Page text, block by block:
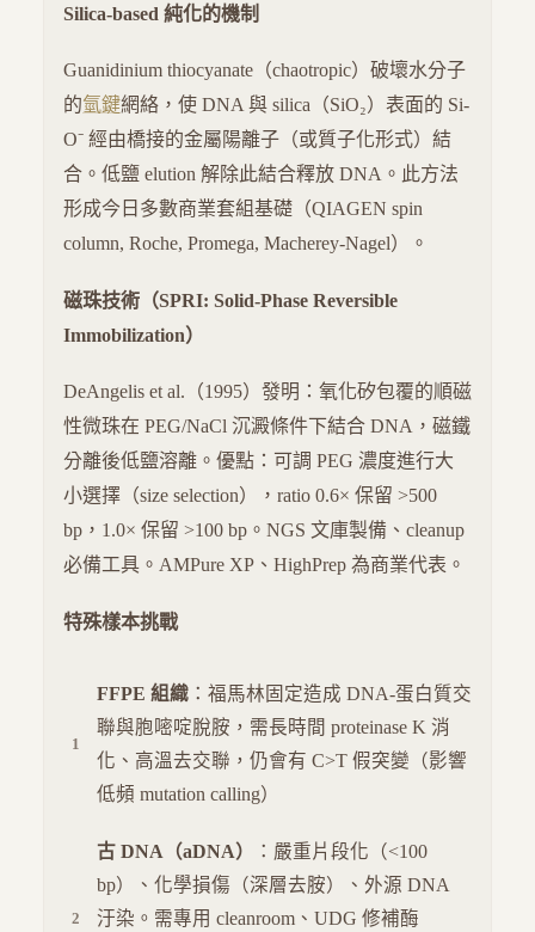
Silica-based 純化的機制
Guanidinium thiocyanate（chaotropic）破壞水分子
的氫鍵網絡，使 DNA 與 silica（SiO₂）表面的 Si-
O⁻ 經由橋接的金屬陽離子（或質子化形式）結
合。低鹽 elution 解除此結合釋放 DNA。此方法
形成今日多數商業套組基礎（QIAGEN spin
column, Roche, Promega, Macherey-Nagel）。
磁珠技術（SPRI: Solid-Phase Reversible
Immobilization）
DeAngelis et al.（1995）發明：氧化矽包覆的順磁
性微珠在 PEG/NaCl 沉澱條件下結合 DNA，磁鐵
分離後低鹽溶離。優點：可調 PEG 濃度進行大
小選擇（size selection），ratio 0.6× 保留 >500
bp，1.0× 保留 >100 bp。NGS 文庫製備、cleanup
必備工具。AMPure XP、HighPrep 為商業代表。
特殊樣本挑戰
FFPE 組織 ：福馬林固定造成 DNA-蛋白質交
聯與胞嘧啶脫胺，需長時間 proteinase K 消
化、高溫去交聯，仍會有 C>T 假突變（影響
低頻 mutation calling）
古 DNA（aDNA）
：嚴重片段化（<100
bp）、化學損傷（深層去胺）、外源 DNA
汙染。需專用 cleanroom、UDG 修補酶